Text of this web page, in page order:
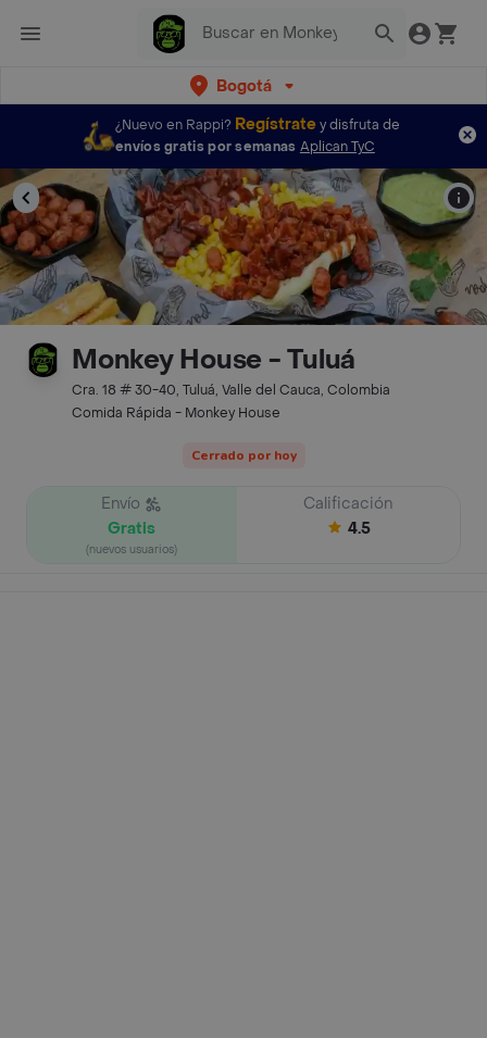
Bogotá
¿Nuevo en Rappi? Regístratey disfruta de
envíos gratis por semanas Aplican TyC
Monkey House - Tuluá
Cra. 18 # 30-40, Tuluá, Valle del Cauca, Colombia
Comida Rápida - Monkey House
Cerrado por hoy
Envío
Gratis
(nuevos usuarios)
Calificación
4.5